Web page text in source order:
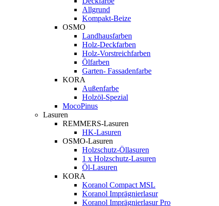
Allgrund
Kompakt-Beize
OSMO
Landhausfarben
Holz-Deckfarben
Holz-Vorstreichfarben
Ölfarben
Garten- Fassadenfarbe
KORA
Außenfarbe
Holzöl-Spezial
MocoPinus
Lasuren
REMMERS-Lasuren
HK-Lasuren
OSMO-Lasuren
Holzschutz-Öllasuren
1 x Holzschutz-Lasuren
Öl-Lasuren
KORA
Koranol Compact MSL
Koranol Imprägnierlasur
Koranol Imprägnierlasur Pro